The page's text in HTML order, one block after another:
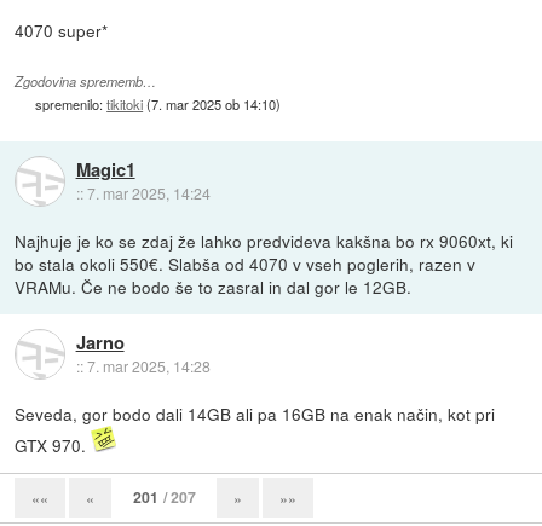
4070 super*
Zgodovina sprememb…
spremenilo:tikitoki(7. mar 2025 ob 14:10)
Magic1
::7. mar 2025, 14:24
Najhuje je ko se zdaj že lahko predvideva kakšna bo rx 9060xt, ki
bo stala okoli 550€. Slabša od 4070 v vseh poglerih, razen v
VRAMu. Če ne bodo še to zasral in dal gor le 12GB.
Jarno
::7. mar 2025, 14:28
Seveda, gor bodo dali 14GB ali pa 16GB na enak način, kot pri
GTX 970.
«« « 201 / 207 » »»